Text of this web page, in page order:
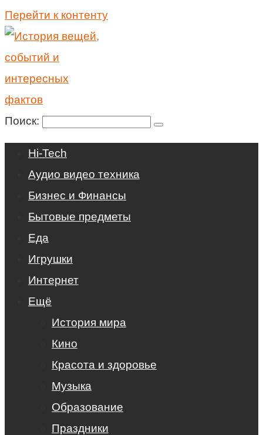
Перейти к контенту
Поиск:
Hi-Tech
Аудио видео техника
Бизнес и Финансы
Бытовые предметы
Еда
Игрушки
Интернет
Ещё
История мира
Кино
Красота и здоровье
Музыка
Образование
Праздники